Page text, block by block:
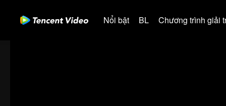
Nổi bật BL Chương trình giải